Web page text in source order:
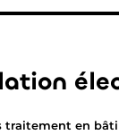
traitement en